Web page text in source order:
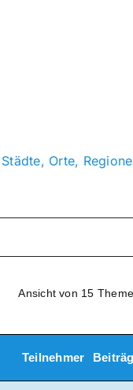
Städte, Orte,
Ansicht von 15
Teilnehmer